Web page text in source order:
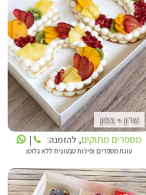
שרון + צפון
מספרים מתוקים
מספרים מתוקים, להזמנה: |
עוגת מספרים ופירות טבעונית ללא גלוטן